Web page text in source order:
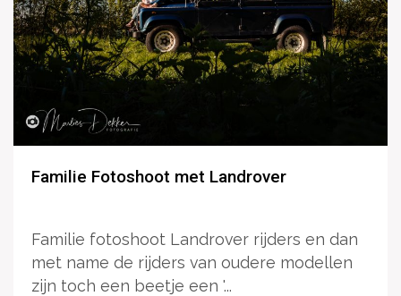
Familie Fotoshoot met Landrover
Familie fotoshoot Landrover rijders en dan
met name de rijders van oudere modellen
zijn toch een beetje een '...